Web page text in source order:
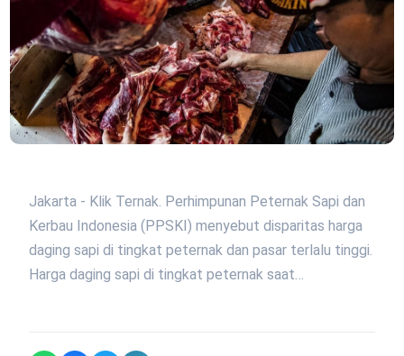
Jakarta - Klik Ternak. Perhimpunan Peternak Sapi dan
Kerbau Indonesia (PPSKI) menyebut disparitas harga
daging sapi di tingkat peternak dan pasar terlalu tinggi.
Harga daging sapi di tingkat peternak saat…